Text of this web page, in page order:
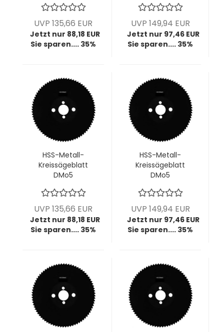
200x1,8x32 mm,
z160, BW T4, VPE = 1
Stück
UVP 135,66 EUR
Jetzt nur 88,18 EUR
Sie sparen.... 35%
200x2,0x32 mm,
z80, HZ T8, VPE = 1
Stück
UVP 149,94 EUR
Jetzt nur 97,46 EUR
Sie sparen.... 35%
HSS-Metall-
Kreissägeblatt
DMo5
200x1,8x32 mm,
z200, BW T3, VPE =
1 Stück
UVP 135,66 EUR
Jetzt nur 88,18 EUR
Sie sparen.... 35%
HSS-Metall-
Kreissägeblatt
DMo5
200x2,0x32 mm,
z160, BW T4, VPE = 1
Stück
UVP 149,94 EUR
Jetzt nur 97,46 EUR
Sie sparen.... 35%